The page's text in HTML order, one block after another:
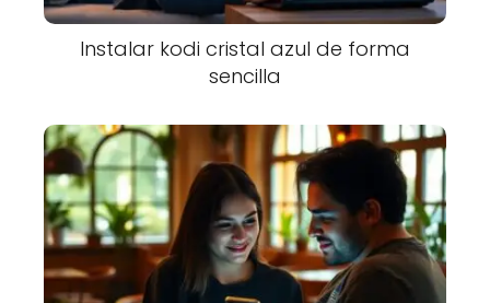
Instalar kodi cristal azul de forma
sencilla